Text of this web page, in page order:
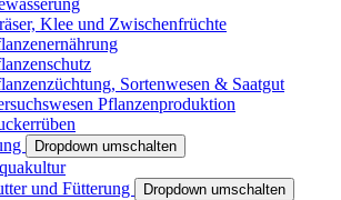
Klee und Zwischenfrüchte
Sortenwesen & Saatgut
Pflanzenproduktion
Dropdown umschalten
und Fütterung
Dropdown umschalten